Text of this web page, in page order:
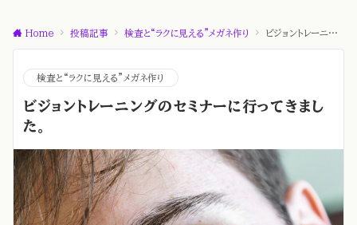
Home 投稿記事 検査と“ラクに見える”メガネ作り ビジョントレーニングのセミナーに行ってきました。
検査と“ラクに見える”メガネ作り
ビジョントレーニングのセミナーに行ってきまし
た。